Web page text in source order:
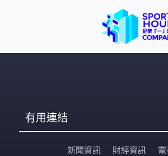
有用連結
新聞資訊 財經資訊